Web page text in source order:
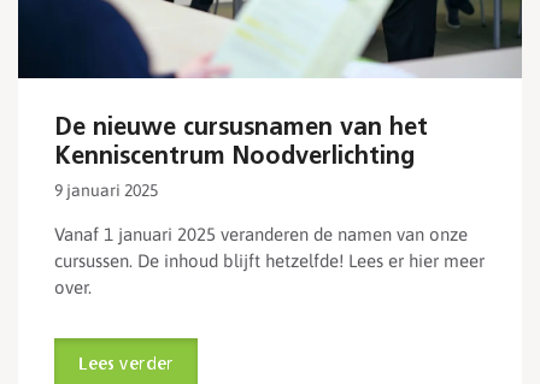
De nieuwe cursusnamen van het
Kenniscentrum Noodverlichting
9 januari 2025
Vanaf 1 januari 2025 veranderen de namen van onze
cursussen. De inhoud blijft hetzelfde! Lees er hier meer
over.
Lees verder